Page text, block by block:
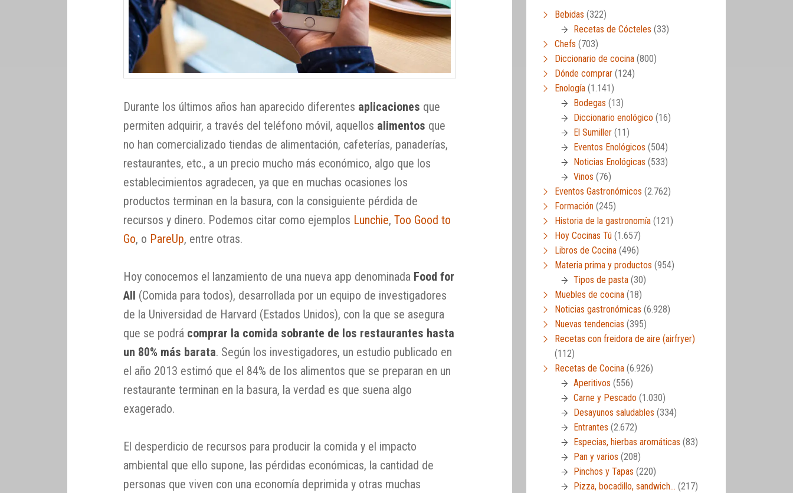
Durante los últimos años han aparecido diferentes aplicaciones que
permiten adquirir, a través del teléfono móvil, aquellos alimentos que
no han comercializado tiendas de alimentación, cafeterías, panaderías,
restaurantes, etc., a un precio mucho más económico, algo que los
establecimientos agradecen, ya que en muchas ocasiones los
productos terminan en la basura, con la consiguiente pérdida de
recursos y dinero. Podemos citar como ejemplos Lunchie,Too Good to
Go, o PareUp, entre otras.
Hoy conocemos el lanzamiento de una nueva app denominada Food for
All (Comida para todos), desarrollada por un equipo de investigadores
de la Universidad de Harvard (Estados Unidos), con la que se asegura
que se podrá comprar la comida sobrante de los restaurantes hasta
un 80% más barata. Según los investigadores, un estudio publicado en
el año 2013 estimó que el 84% de los alimentos que se preparan en un
restaurante terminan en la basura, la verdad es que suena algo
exagerado.
El desperdicio de recursos para producir la comida y el impacto
ambiental que ello supone, las pérdidas económicas, la cantidad de
personas que viven con una economía deprimida y otras muchas
Bebidas (322)
Recetas de Cócteles (33)
Chefs (703)
Diccionario de cocina (800)
Dónde comprar (124)
Enología (1.141)
Bodegas (13)
Diccionario enológico (16)
El Sumiller (11)
Eventos Enológicos (504)
Noticias Enológicas (533)
Vinos (76)
Eventos Gastronómicos (2.762)
Formación (245)
Historia de la gastronomía (121)
Hoy Cocinas Tú (1.657)
Libros de Cocina (496)
Materia prima y productos (954)
Tipos de pasta (30)
Muebles de cocina (18)
Noticias gastronómicas (6.928)
Nuevas tendencias (395)
Recetas con freidora de aire (airfryer)
(112)
Recetas de Cocina (6.926)
Aperitivos (556)
Carne y Pescado (1.030)
Desayunos saludables (334)
Entrantes (2.672)
Especias, hierbas aromáticas (83)
Pan y varios (208)
Pinchos y Tapas (220)
Pizza, bocadillo, sandwich… (217)